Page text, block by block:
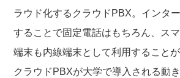
ラウド化するクラウドPBX。インタ
することで固定電話はもちろん、ス
端末も内線端末として利用すること
クラウドPBXが大学で導入される動